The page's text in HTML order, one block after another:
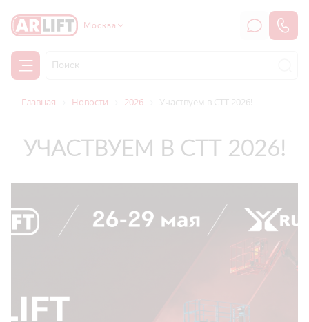
Москва
Главная Новости 2026 Участвуем в СТТ 2026!
УЧАСТВУЕМ В СТТ 2026!